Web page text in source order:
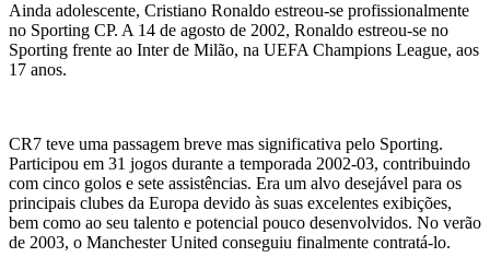
Ainda adolescente, Cristiano Ronaldo estreou-se profissionalmente
no Sporting CP. A 14 de agosto de 2002, Ronaldo estreou-se no
Sporting frente ao Inter de Milão, na UEFA Champions League, aos
17 anos.
CR7 teve uma passagem breve mas significativa pelo Sporting.
Participou em 31 jogos durante a temporada 2002-03, contribuindo
com cinco golos e sete assistências. Era um alvo desejável para os
principais clubes da Europa devido às suas excelentes exibições,
bem como ao seu talento e potencial pouco desenvolvidos. No verão
de 2003, o Manchester United conseguiu finalmente contratá-lo.